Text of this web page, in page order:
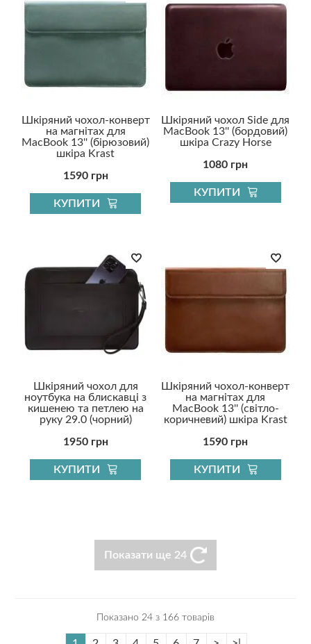
Шкіряний чохол-конверт
на магнітах для
MacBook 13'' (бірюзовий)
шкіра Krast
1590 грн
КУПИТИ
Шкіряний чохол Side для
MacBook 13'' (бордовий)
шкіра Crazy Horse
1080 грн
КУПИТИ
Шкіряний чохол для
ноутбука на блискавці з
кишенею та петлею на
руку 29.0 (чорний)
1950 грн
КУПИТИ
Шкіряний чохол-конверт
на магнітах для
MacBook 13'' (світло-
коричневий) шкіра Krast
1590 грн
КУПИТИ
Показати ще 24
Показано 24 з 166 товарів